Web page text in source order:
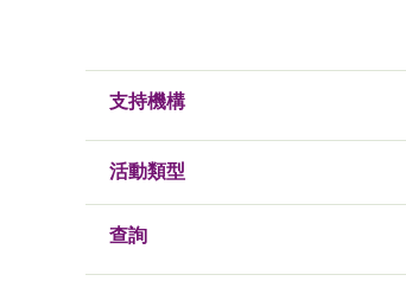
支持機構
活動類型
查詢